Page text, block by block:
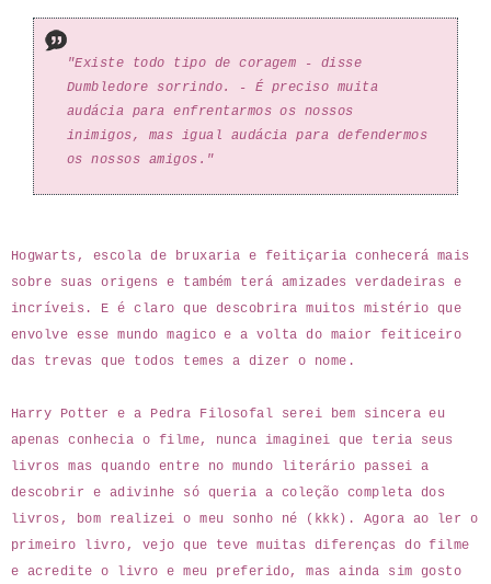
"Existe todo tipo de coragem - disse
Dumbledore sorrindo. - É preciso muita
audácia para enfrentarmos os nossos
inimigos, mas igual audácia para defendermos
os nossos amigos."
Hogwarts, escola de bruxaria e feitiçaria conhecerá mais
sobre suas origens e também terá amizades verdadeiras e
incríveis. E é claro que descobrira muitos mistério que
envolve esse mundo magico e a volta do maior feiticeiro
das trevas que todos temes a dizer o nome.
Harry Potter e a Pedra Filosofal serei bem sincera eu
apenas conhecia o filme, nunca imaginei que teria seus
livros mas quando entre no mundo literário passei a
descobrir e adivinhe só queria a coleção completa dos
livros, bom realizei o meu sonho né (kkk). Agora ao ler o
primeiro livro, vejo que teve muitas diferenças do filme
e acredite o livro e meu preferido, mas ainda sim gosto